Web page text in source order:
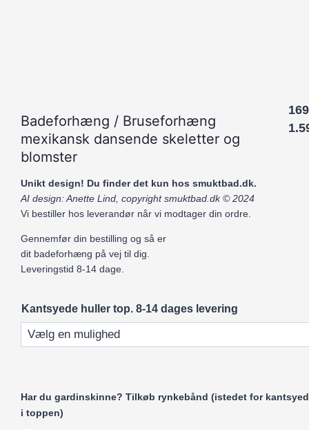
Badeforhæng / Bruseforhæng
mexikansk dansende skeletter og
blomster
Unikt design! Du finder det kun hos smuktbad.dk.
AI design: Anette Lind, copyright smuktbad.dk © 2024
Vi bestiller hos leverandør når vi modtager din ordre.
Gennemfør din bestilling og så er
dit badeforhæng på vej til dig.
Leveringstid 8-14 dage.
Kantsyede huller top. 8-14 dages levering
Har du gardinskinne? Tilkøb rynkebånd (istedet for
i toppen)